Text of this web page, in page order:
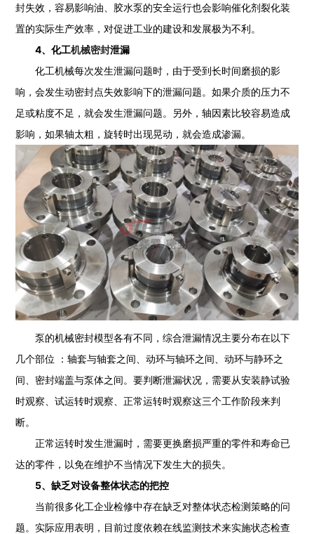
封失效，容易影响油、胶水泵的安全运行也会影响催化剂裂化装
置的实际生产效率，对促进工业的建设和发展极为不利。
4、化工机械密封泄漏
化工机械每次发生泄漏问题时，由于受到长时间磨损的影
响，会发生动密封点失效影响下的泄漏问题。如果介质的压力不
足或粘度不足，就会发生泄漏问题。另外，轴因素比较容易造成
影响，如果轴太粗，旋转时出现晃动，就会造成渗漏。
泵的机械密封模型各有不同，综合泄漏情况主要分布在以下
几个部位 ：轴套与轴套之间、动环与轴环之间、动环与静环之
间、密封端盖与泵体之间。要判断泄漏状况，需要从安装静试验
时观察、试运转时观察、正常运转时观察这三个工作阶段来判
断。
正常运转时发生泄漏时，需要更换磨损严重的零件和寿命已
达的零件，以免在维护不当情况下发生大的损失。
5、缺乏对设备整体状态的把控
当前很多化工企业检修中存在缺乏对整体状态检测策略的问
题。实际应用表明，目前过度依赖在线监测技术来实施状态检查